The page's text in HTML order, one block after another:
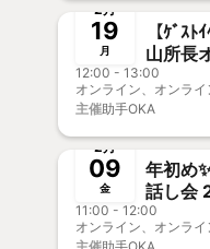
2月
19
月
【ｹﾞｽ
山所長
12:00 - 13:00
オンライン、オンライ
主催助手OKA
終了
2月
09
金
年初め
11:00 - 12:00
オンライン、オンライ
主催助手OKA